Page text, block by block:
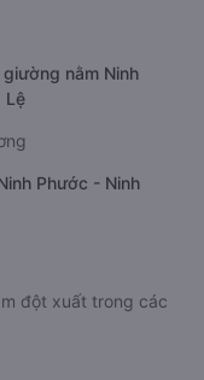
nằm Ninh
Lệ
Phước - Ninh
đột xuất trong các